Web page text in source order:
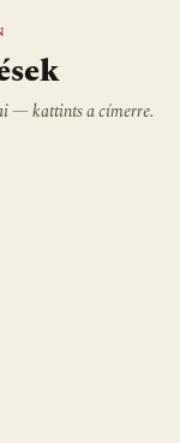
— kattints a címerre.